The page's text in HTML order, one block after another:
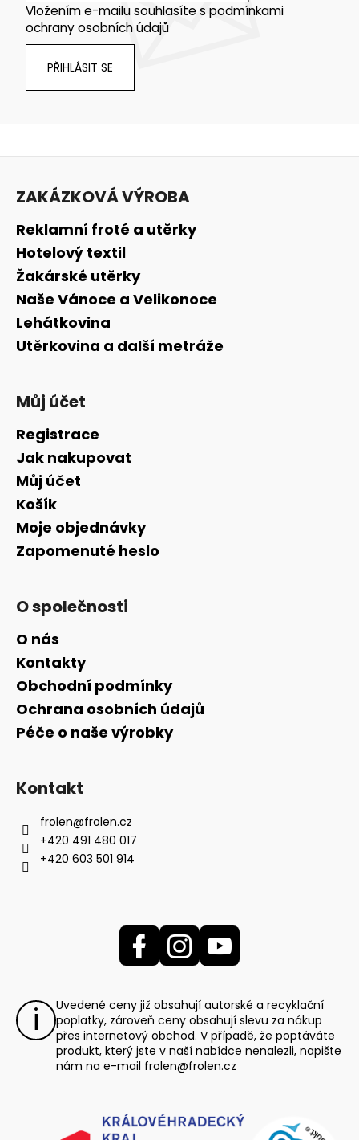
Vložením e-mailu souhlasíte s podmínkami
ochrany osobních údajů
PŘIHLÁSIT SE
ZAKÁZKOVÁ VÝROBA
Reklamní froté a utěrky
Hotelový textil
Žakárské utěrky
Naše Vánoce a Velikonoce
Lehátkovina
Utěrkovina a další metráže
Můj účet
Registrace
Jak nakupovat
Můj účet
Košík
Moje objednávky
Zapomenuté heslo
O společnosti
O nás
Kontakty
Obchodní podmínky
Ochrana osobních údajů
Péče o naše výrobky
Kontakt
frolen@frolen.cz
+420 491 480 017
+420 603 501 914
Uvedené ceny již obsahují autorské a recyklační
poplatky, zároveň ceny obsahují slevu za nákup
přes internetový obchod. V případě, že poptáváte
produkt, který jste v naší nabídce nenalezli, napište
nám na e-mail frolen@frolen.cz